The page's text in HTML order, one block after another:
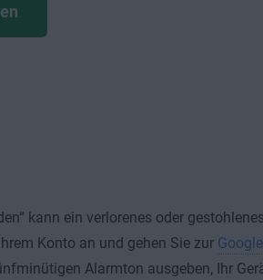
kann ein verlorenes oder gestohlenes
Konto an und gehen Sie zur
Alarmton ausgeben, Ihr